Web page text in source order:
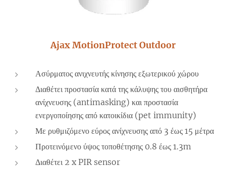
Ajax MotionProtect Outdoor
Ασύρματος ανιχνευτής κίνησης εξωτερικού χώρου
Διαθέτει προστασία κατά της κάλυψης του αισθητήρα
ανίχνευσης (antimasking) και προστασία
ενεργοποίησης από κατοικίδια (pet immunity)
Με ρυθμιζόμενο εύρος ανίχνευσης από 3 έως 15 μέτρα
Προτεινόμενο ύψος τοποθέτησης 0.8 έως 1.3m
Διαθέτει 2 x PIR sensor